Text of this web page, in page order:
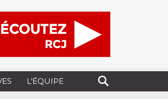
L’ÉQUIPE